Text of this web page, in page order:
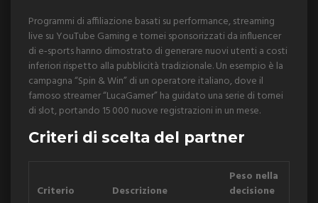
Programmi di affiliazione basati su performance, streaming
live su YouTube Gaming e tornei sponsorizzati da influencer
di e‑sports hanno dimostrato di generare nuovi utenti a costi
inferiori rispetto alla pubblicità tradizionale. Un esempio è la
campagna “Spin & Win” di un operatore italiano, dove il
famoso streamer “LucaGamer” ha guidato una serie di tornei
di slot, portando 15 000 nuove registrazioni in un mese.
Criteri di scelta del partner
Criterio Descrizione
Peso nella
decisione